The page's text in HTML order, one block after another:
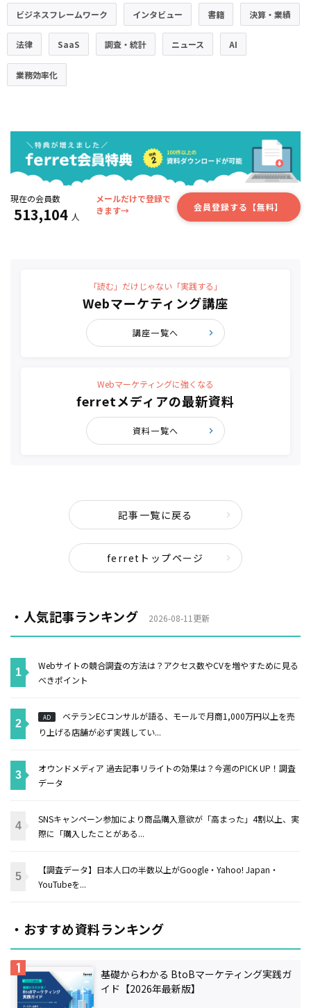
ビジネスフレームワーク インタビュー 書籍 決算・業績
法律 SaaS 調査・統計 ニュース AI
業務効率化
現在の会員数
513,104 人
メールだけで登録で
きます→
会員登録する【無料】
「読む」だけじゃない「実践する」
Webマーケティング講座
講座一覧へ
Webマーケティングに強くなる
ferretメディアの最新資料
資料一覧へ
記事一覧に戻る
ferretトップページ
・人気記事ランキング 2026-08-11更新
Webサイトの競合調査の方法は？アクセス数やCVを増やすために見る
べきポイント
AD
ベテランECコンサルが語る、モールで月商1,000万円以上を売
り上げる店舗が必ず実践してい...
オウンドメディア 過去記事リライトの効果は？今週のPICK UP！調査
データ
SNSキャンペーン参加により商品購入意欲が「高まった」4割以上、実
際に「購入したことがある...
【調査データ】日本人口の半数以上がGoogle・Yahoo! Japan・
YouTubeを...
・おすすめ資料ランキング
基礎からわかる BtoBマーケティング実践ガ
イド【2026年最新版】